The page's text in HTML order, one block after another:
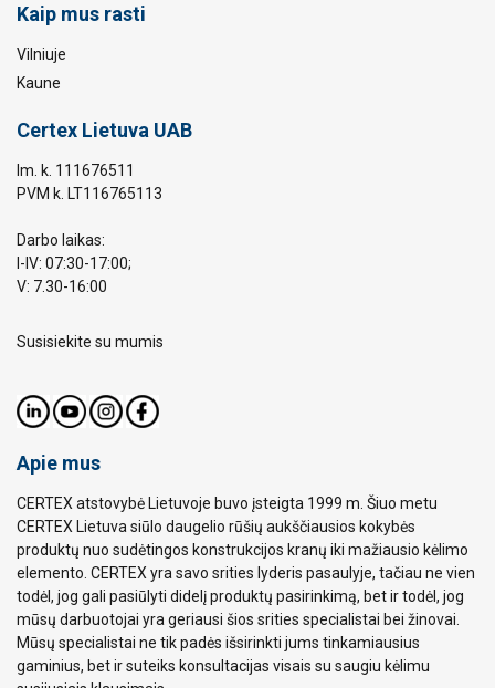
Kaip mus rasti
Vilniuje
Kaune
Certex Lietuva UAB
Im. k. 111676511
PVM k. LT116765113
Darbo laikas:
I-IV: 07:30-17:00;
V: 7.30-16:00
Susisiekite su mumis
Apie mus
CERTEX atstovybė Lietuvoje buvo įsteigta 1999 m. Šiuo metu
CERTEX Lietuva siūlo daugelio rūšių aukščiausios kokybės
produktų nuo sudėtingos konstrukcijos kranų iki mažiausio kėlimo
elemento. CERTEX yra savo srities lyderis pasaulyje, tačiau ne vien
todėl, jog gali pasiūlyti didelį produktų pasirinkimą, bet ir todėl, jog
mūsų darbuotojai yra geriausi šios srities specialistai bei žinovai.
Mūsų specialistai ne tik padės išsirinkti jums tinkamiausius
gaminius, bet ir suteiks konsultacijas visais su saugiu kėlimu